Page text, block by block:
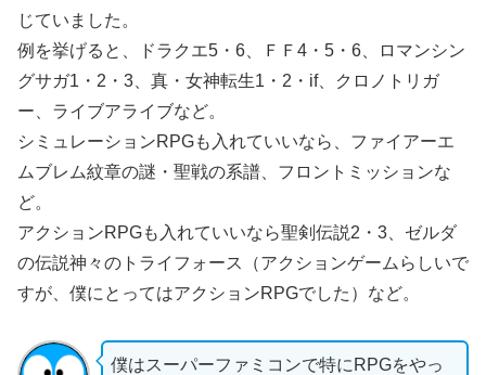
じていました。
例を挙げると、ドラクエ5・6、ＦＦ4・5・6、ロマンシン
グサガ1・2・3、真・女神転生1・2・if、クロノトリガ
ー、ライブアライブなど。
シミュレーションRPGも入れていいなら、ファイアーエ
ムブレム紋章の謎・聖戦の系譜、フロントミッションな
ど。
アクションRPGも入れていいなら聖剣伝説2・3、ゼルダ
の伝説神々のトライフォース（アクションゲームらしいで
すが、僕にとってはアクションRPGでした）など。
僕はスーパーファミコンで特にRPGをやっ